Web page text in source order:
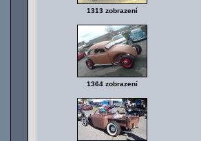
1313 zobrazení
1364 zobrazení